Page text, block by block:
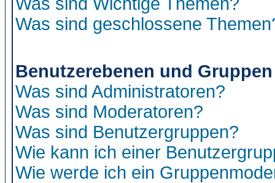
Was sind geschlossene
Benutzerebenen und Gruppen
Was sind Administratoren?
Was sind Moderatoren?
Was sind Benutzergruppen?
Wie kann ich einer
Wie werde ich ein